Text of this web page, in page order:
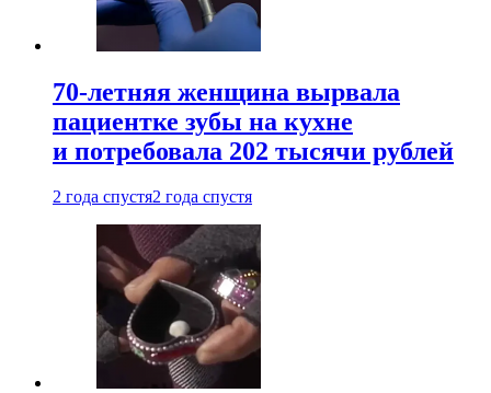
70-летняя женщина вырвала
пациентке зубы на кухне
и потребовала 202 тысячи рублей
2 года спустя2 года спустя